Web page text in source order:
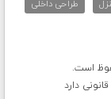
طراحی داخلی
دارد